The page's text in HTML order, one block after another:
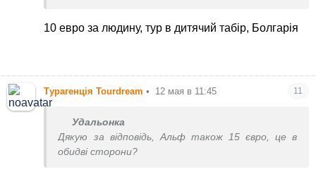
10 евро за людину, тур в дитячий табір, Болгарія
Турагенція Tourdream • 12 мая в 11:45 11
Удальонка
Дякую за відповідь, Альф також 15 євро, це в
обидві сторони?